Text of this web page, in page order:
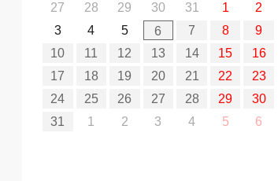
27
28 29 30 31 1
2
3
4 5 6 7 8
9
10
11 12 13 14 15
16
17
18 19 20 21 22
23
24
25 26 27 28 29
30
31
1 2 3 4 5 6